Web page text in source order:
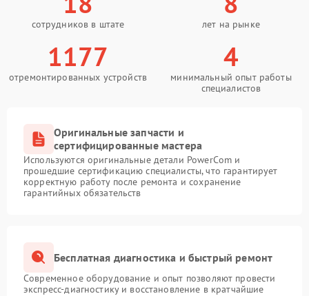
сотрудников в штате лет на рынке
1177
отремонтированных устройств
4
минимальный опыт работы
специалистов
Оригинальные запчасти и
сертифицированные мастера
Используются оригинальные детали PowerCom и
прошедшие сертификацию специалисты, что гарантирует
корректную работу после ремонта и сохранение
гарантийных обязательств
Бесплатная диагностика и быстрый ремонт
Современное оборудование и опыт позволяют провести
экспресс-диагностику и восстановление в кратчайшие